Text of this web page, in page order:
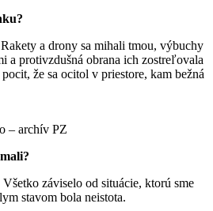
a drony sa mihali tmou, výbuchy
a protivzdušná obrana ich zostreľovala
že sa ocitol v priestore, kam bežná
– archív PZ
záviselo od situácie, ktorú sme
stavom bola neistota.